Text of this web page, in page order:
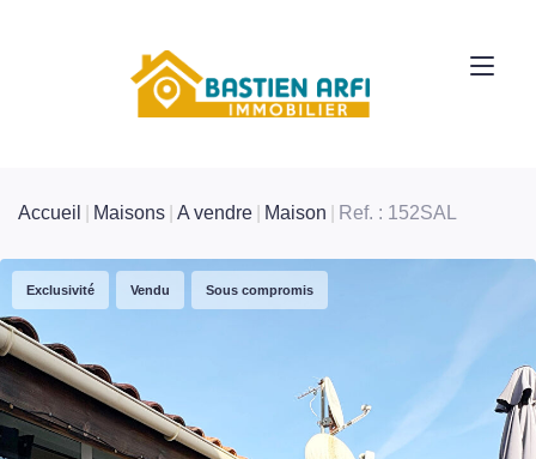
Accueil Maisons A vendre Maison Ref. : 152SAL
Exclusivité Vendu Sous compromis